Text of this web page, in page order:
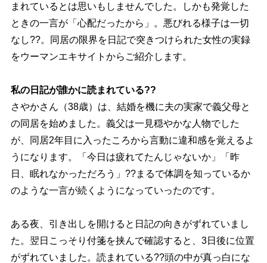
まれているとは思いもしませんでした。しかも発覚した
ときの一言が「心配だったから」。悪びれる様子は一切
なし??。同居の限界を日記で突きつけられた女性の実録
をウーマンエキサイトからご紹介します。
私の日記が誰かに読まれている??
さやかさん（38歳）は、結婚を機に夫の実家で義父母と
の同居を始めました。義父は一見穏やかな人物でした
が、同居2年目に入ったころから言動に違和感を覚えるよ
うになります。「今日は疲れてたんじゃないか」「昨
日、眠れなかっただろう」??まるで体調を知っているか
のような一言が続くようになっていったのです。
ある夜、引き出しを開けると日記の向きがずれていまし
た。翌日こっそり付箋を挟んで確認すると、3日後に位置
がずれていました。読まれている??頭の中が真っ白にな